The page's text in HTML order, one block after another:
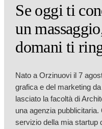
Se oggi ti
un
domani ti
Nato a Orzinuovi il 7
grafica e del marketing
lasciato la facoltà di
una agenzia
servizio della mia startup